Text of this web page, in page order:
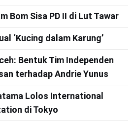
Bom Sisa PD II di Lut Tawar
‘Kucing dalam Karung’
Bentuk Tim Independen
terhadap Andrie Yunus
Lolos International
di Tokyo